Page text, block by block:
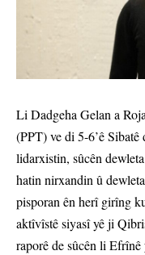
Li Dadgeha Gelan a
(PPT) ve di 5-6’ê
lidarxistin, sûcên
hatin nirxandin û
pisporan ên herî girîng
aktîvîstê siyasî yê ji
raporê de sûcên li Efrînê